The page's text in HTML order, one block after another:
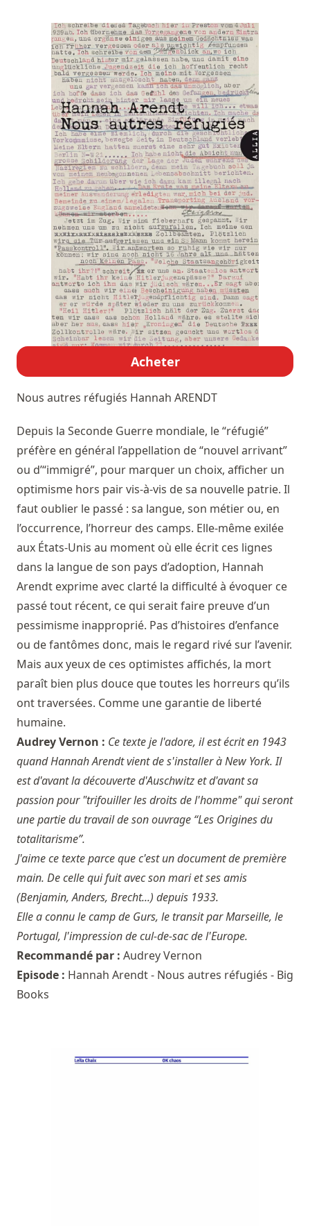
Acheter
Nous autres réfugiés Hannah ARENDT
Depuis la Seconde Guerre mondiale, le “réfugié”
préfère en général l’appellation de “nouvel arrivant”
ou d’“immigré”, pour marquer un choix, afficher un
optimisme hors pair vis-à-vis de sa nouvelle patrie. Il
faut oublier le passé : sa langue, son métier ou, en
l’occurrence, l’horreur des camps. Elle-même exilée
aux États-Unis au moment où elle écrit ces lignes
dans la langue de son pays d’adoption, Hannah
Arendt exprime avec clarté la difficulté à évoquer ce
passé tout récent, ce qui serait faire preuve d’un
pessimisme inapproprié. Pas d’histoires d’enfance
ou de fantômes donc, mais le regard rivé sur l’avenir.
Mais aux yeux de ces optimistes affichés, la mort
paraît bien plus douce que toutes les horreurs qu’ils
ont traversées. Comme une garantie de liberté
humaine.
Audrey Vernon : Ce texte je l'adore, il est écrit en 1943
quand Hannah Arendt vient de s'installer à New York. Il
est d'avant la découverte d'Auschwitz et d'avant sa
passion pour "trifouiller les droits de l'homme" qui seront
une partie du travail de son ouvrage “Les Origines du
totalitarisme”.
J'aime ce texte parce que c'est un document de première
main. De celle qui fuit avec son mari et ses amis
(Benjamin, Anders, Brecht...) depuis 1933.
Elle a connu le camp de Gurs, le transit par Marseille, le
Portugal, l'impression de cul-de-sac de l'Europe.
Recommandé par : Audrey Vernon
Episode : Hannah Arendt - Nous autres réfugiés - Big
Books